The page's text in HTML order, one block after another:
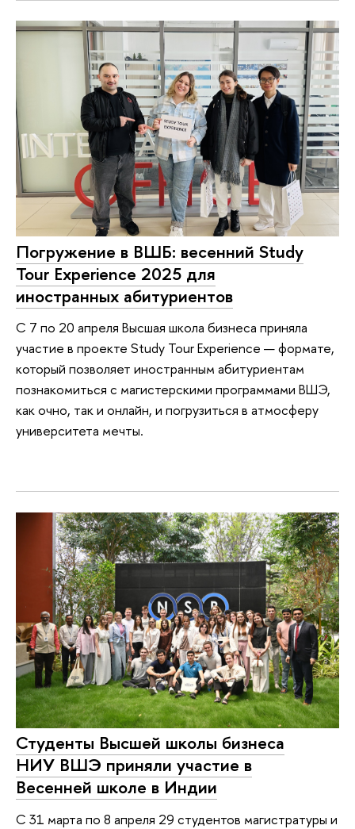
Погружение в ВШБ: весенний Study
Tour Experience 2025 для
иностранных абитуриентов
С 7 по 20 апреля Высшая школа бизнеса приняла
участие в проекте Study Tour Experience — формате,
который позволяет иностранным абитуриентам
познакомиться с магистерскими программами ВШЭ,
как очно, так и онлайн, и погрузиться в атмосферу
университета мечты.
Студенты Высшей школы бизнеса
НИУ ВШЭ приняли участие в
Весенней школе в Индии
С 31 марта по 8 апреля 29 студентов магистратуры и